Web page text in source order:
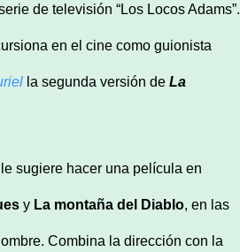
de televisión “Los Locos Adams”.
en el cine como guionista
la segunda versión de La
sugiere hacer una película en
y La montaña del Diablo, en las
Combina la dirección con la